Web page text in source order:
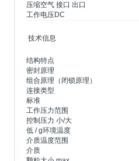
压缩空气 接口 出口
工作电压DC
技术信息
结构特点
密封原理
组合原理（闭锁原理）
连接类型
标准
工作压力范围
控制压力 小/大
低 / g环境温度
介质温度范围
介质